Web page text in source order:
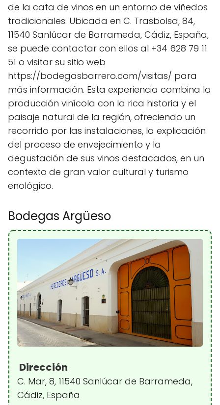
de la cata de vinos en un entorno de viñedos
tradicionales. Ubicada en C. Trasbolsa, 84,
11540 Sanlúcar de Barrameda, Cádiz, España,
se puede contactar con ellos al +34 628 79 11
51 o visitar su sitio web
https://bodegasbarrero.com/visitas/ para
más información. Esta experiencia combina la
producción vinícola con la rica historia y el
paisaje natural de la región, ofreciendo un
recorrido por las instalaciones, la explicación
del proceso de envejecimiento y la
degustación de sus vinos destacados, en un
contexto de gran valor cultural y turismo
enológico.
Bodegas Argüeso
Dirección
C. Mar, 8, 11540 Sanlúcar de Barrameda,
Cádiz, España